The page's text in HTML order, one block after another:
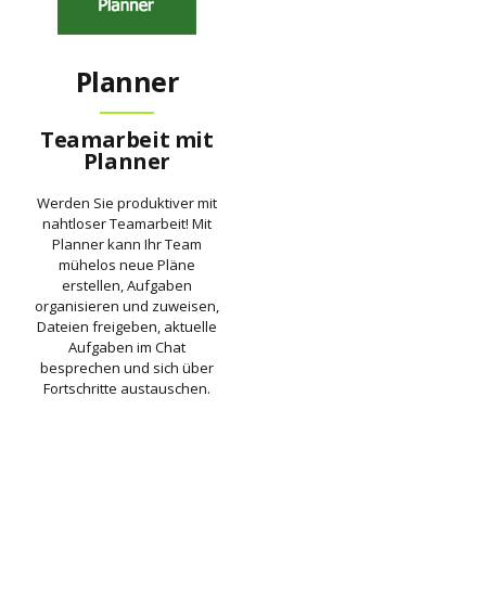
Planner
Teamarbeit mit
Planner
Werden Sie produktiver mit
nahtloser Teamarbeit! Mit
Planner kann Ihr Team
mühelos neue Pläne
erstellen, Aufgaben
organisieren und zuweisen,
Dateien freigeben, aktuelle
Aufgaben im Chat
besprechen und sich über
Fortschritte austauschen.